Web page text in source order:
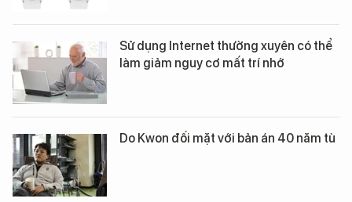
Sử dụng Internet thường xuyên có thể
làm giảm nguy cơ mất trí nhớ
Do Kwon đối mặt với bản án 40 năm tù